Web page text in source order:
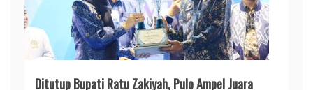
Ditutup Bupati Ratu Zakiyah, Pulo Ampel Juara